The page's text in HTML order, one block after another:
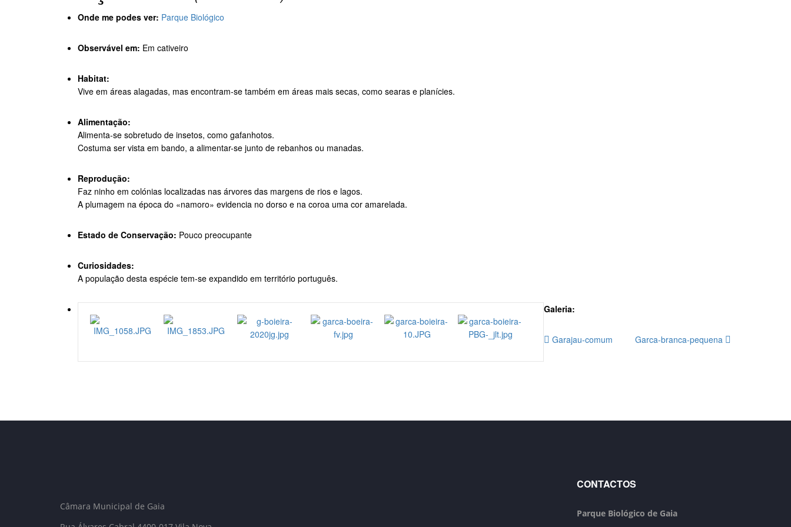
Onde me podes ver: Parque Biológico
Observável em: Em cativeiro
Habitat:
Vive em áreas alagadas, mas encontram-se também em áreas mais secas, como searas e planícies.
Alimentação:
Alimenta-se sobretudo de insetos, como gafanhotos.
Costuma ser vista em bando, a alimentar-se junto de rebanhos ou manadas.
Reprodução:
Faz ninho em colónias localizadas nas árvores das margens de rios e lagos.
A plumagem na época do «namoro» evidencia no dorso e na coroa uma cor amarelada.
Estado de Conservação: Pouco preocupante
Curiosidades:
A população desta espécie tem-se expandido em território português.
Galeria:
Garajau-comum Garca-branca-pequena
Câmara Municipal de Gaia
CONTACTOS
Parque Biológico de Gaia